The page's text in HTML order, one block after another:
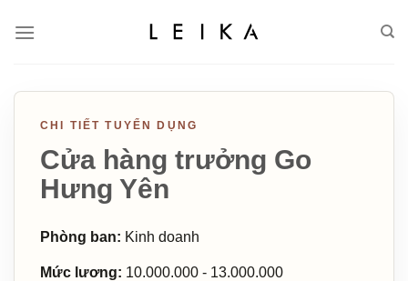
CHI TIẾT TUYỂN DỤNG
Cửa hàng trưởng Go
Hưng Yên
Phòng ban: Kinh doanh
Mức lương: 10.000.000 - 13.000.000